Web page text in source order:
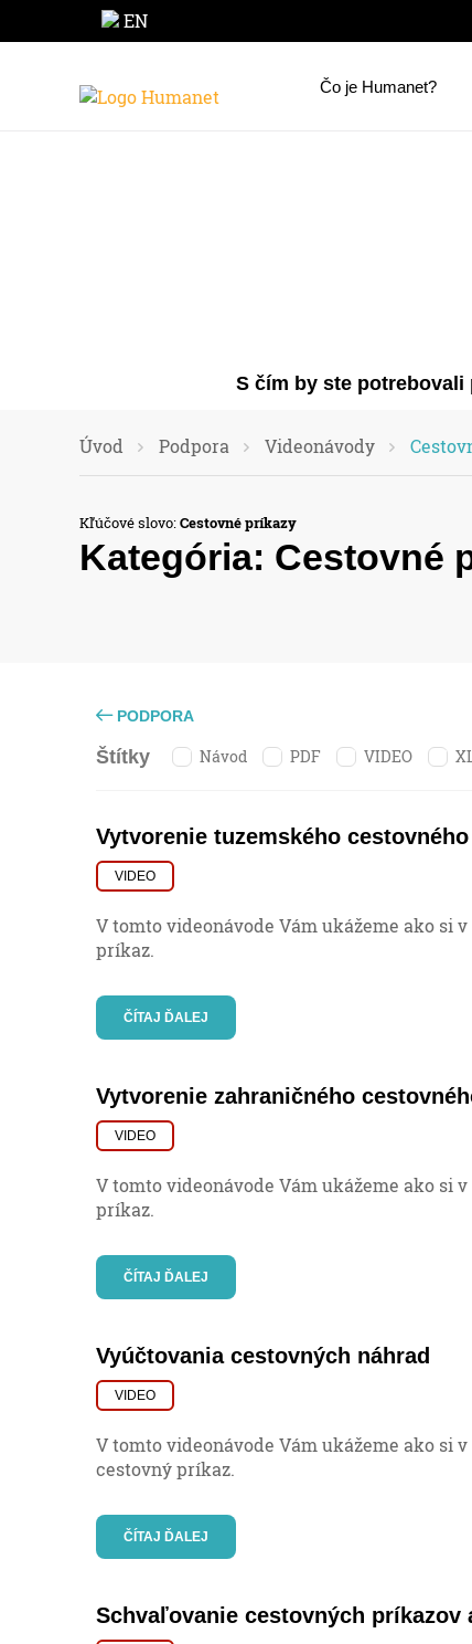
EN
Čo je Humanet?
S čím by ste
Úvod Podpora Videonávody
Kľúčové slovo:Cestovné príkazy
Kategória: Cestovné
PODPORA
Štítky Návod PDF VIDEO
Vytvorenie tuzemského
VIDEO
V tomto videonávode Vám ukážeme ako si
príkaz.
ČÍTAJ ĎALEJ
Vytvorenie zahraničného
VIDEO
V tomto videonávode Vám ukážeme ako si
príkaz.
ČÍTAJ ĎALEJ
Vyúčtovania cestovných náhrad
VIDEO
V tomto videonávode Vám ukážeme ako si
cestovný príkaz.
ČÍTAJ ĎALEJ
Schvaľovanie cestovných príkazov